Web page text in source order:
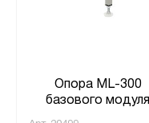
Опора ML-300
базового модуля